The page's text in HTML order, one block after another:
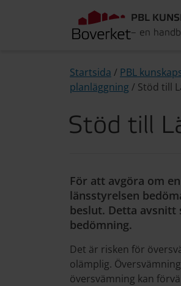
PBL
– en
Startsida / PBL
planläggning / Stöd till
Stöd till
För att avgöra om
länsstyrelsen
beslut. Detta
bedömning.
Det är risken för
olämplig.
översvämning kan